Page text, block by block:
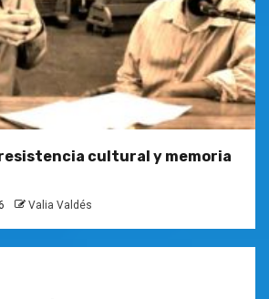
cultural y memoria
Valia Valdés